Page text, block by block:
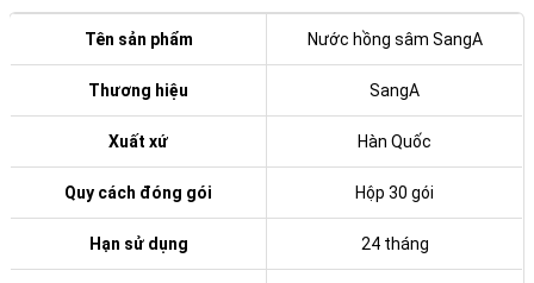
Tên sản phẩm Nước hồng sâm SangA
Thương hiệu SangA
Xuất xứ Hàn Quốc
Quy cách đóng gói Hộp 30 gói
Hạn sử dụng 24 tháng